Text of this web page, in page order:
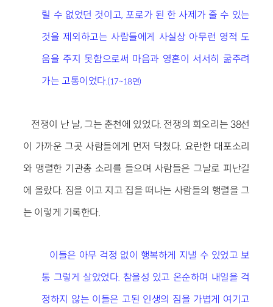
릴 수 없었던 것이고, 포로가 된 한 사제가 줄 수 있는
것을 제외하고는 사람들에게 사실상 아무런 영적 도
움을 주지 못함으로써 마음과 영혼이 서서히 굶주려
가는 고통이었다.(17~18면)
전쟁이 난 날, 그는 춘천에 있었다. 전쟁의 회오리는 38선
이 가까운 그곳 사람들에게 먼저 닥쳤다. 요란한 대포소리
와 맹렬한 기관총 소리를 들으며 사람들은 그날로 피난길
에 올랐다. 짐을 이고 지고 집을 떠나는 사람들의 행렬을 그
는 이렇게 기록한다.
이들은 아무 걱정 없이 행복하게 지낼 수 있었고 보
통 그렇게 살았었다. 참을성 있고 온순하며 내일을 걱
정하지 않는 이들은 고된 인생의 짐을 가볍게 여기고